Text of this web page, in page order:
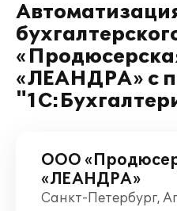
«ЛЕАНДРА» с
ООО
«ЛЕАНДРА»
Санкт-Петербург,